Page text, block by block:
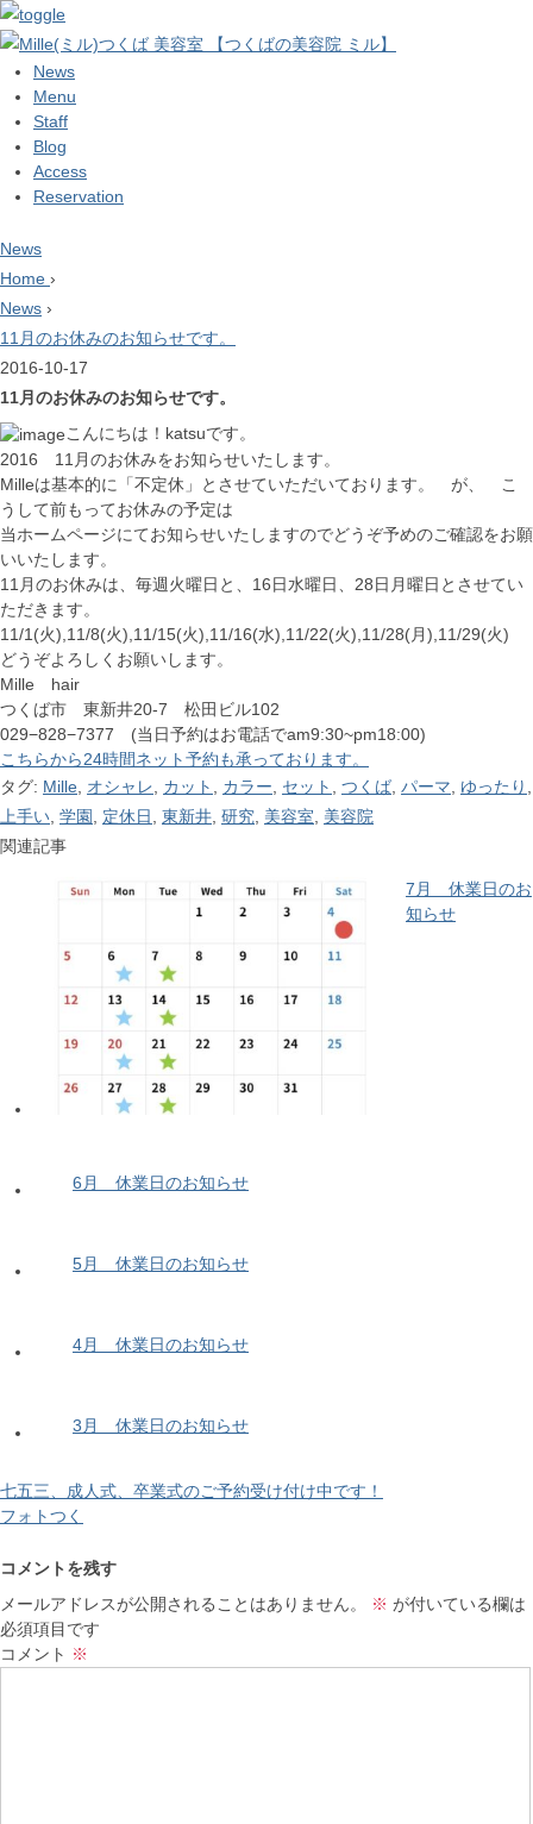
News
Menu
Staff
Blog
Access
Reservation
News
Home ›
News ›
11月のお休みのお知らせです。
2016-10-17
11月のお休みのお知らせです。
こんにちは！katsuです。
2016 11月のお休みをお知らせいたします。
Milleは基本的に「不定休」とさせていただいております。 が、 こ
うして前もってお休みの予定は
当ホームページにてお知らせいたしますのでどうぞ予めのご確認をお願
いいたします。
11月のお休みは、毎週火曜日と、16日水曜日、28日月曜日とさせてい
ただきます。
11/1(火),11/8(火),11/15(火),11/16(水),11/22(火),11/28(月),11/29(火)
どうぞよろしくお願いします。
Mille hair
つくば市 東新井20-7 松田ビル102
029−828−7377 (当日予約はお電話でam9:30~pm18:00)
こちらから24時間ネット予約も承っております。
タグ: Mille オシャレ カット カラー セット つくば パーマ ゆったり
上手い 学園 定休日 東新井 研究 美容室
美容院
関連記事
7月 休業日のお
知らせ
6月 休業日のお知らせ
5月 休業日のお知らせ
4月 休業日のお知らせ
3月 休業日のお知らせ
七五三、成人式、卒業式のご予約受け付け中です！
フォトつく
コメントを残す
メールアドレスが公開されることはありません。
※ が付いている欄は
必須項目です
コメント ※